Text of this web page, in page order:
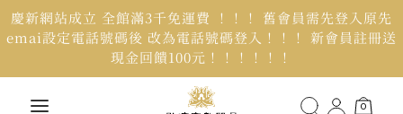
慶新網站成立 全館滿3千免運費 ！！！ 舊會員需先登入原先
emai設定電話號碼後 改為電話號碼登入！！！ 新會員註冊送
現金回饋100元！！！！！！
0